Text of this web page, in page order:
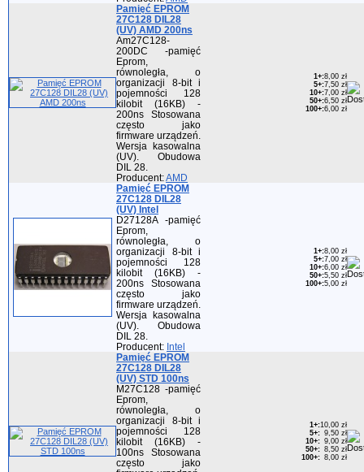
Pamięć EPROM
27C128 DIL28
(UV) AMD 200ns
Am27C128-
200DC -pamięć
Eprom,
równoległa, o
organizacji 8-bit i
pojemności 128
kilobit (16KB) -
200ns Stosowana
często jako
firmware urządzeń.
Wersja kasowalna
(UV). Obudowa
DIL 28.
Producent:AMD
1+:8,00 zł
5+:7,50 zł
10+:7,00 zł
50+:6,50 zł
100+:6,00 zł
Pamięć EPROM
27C128 DIL28
(UV) Intel
D27128A -pamięć
Eprom,
równoległa, o
organizacji 8-bit i
pojemności 128
kilobit (16KB) -
200ns Stosowana
często jako
firmware urządzeń.
Wersja kasowalna
(UV). Obudowa
DIL 28.
Producent: Intel
1+:8,00 zł
5+:7,00 zł
10+:6,00 zł
50+:5,50 zł
100+:5,00 zł
Pamięć EPROM
27C128 DIL28
(UV) STD 100ns
M27C128 -pamięć
Eprom,
równoległa, o
organizacji 8-bit i
pojemności 128
kilobit (16KB) -
100ns Stosowana
często jako
1+:10,00 zł
5+: 9,50 zł
10+: 9,00 zł
50+: 8,50 zł
100+: 8,00 zł